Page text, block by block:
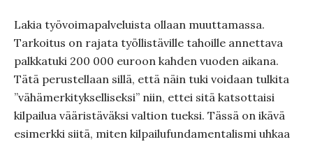
Lakia työvoimapalveluista ollaan muuttamassa.
Tarkoitus on rajata työllistäville tahoille annettava
palkkatuki 200 000 euroon kahden vuoden aikana.
Tätä perustellaan sillä, että näin tuki voidaan tulkita
”vähämerkitykselliseksi” niin, ettei sitä katsottaisi
kilpailua vääristäväksi valtion tueksi. Tässä on ikävä
esimerkki siitä, miten kilpailufundamentalismi uhkaa